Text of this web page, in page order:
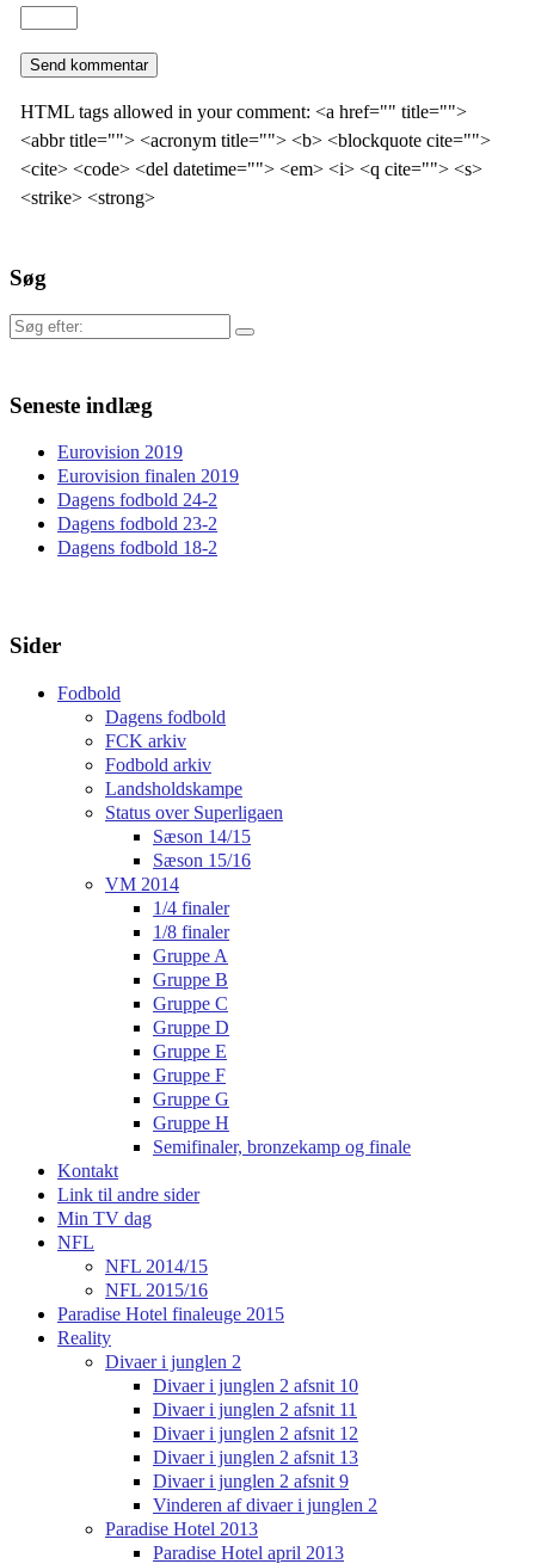
HTML tags allowed in your comment: <a href="" title="">
<abbr title=""> <acronym title=""> <b> <blockquote cite="">
<cite> <code> <del datetime=""> <em> <i> <q cite=""> <s>
<strike> <strong>
Søg
Søg
Seneste indlæg
Eurovision 2019
Eurovision finalen 2019
Dagens fodbold 24-2
Dagens fodbold 23-2
Dagens fodbold 18-2
Sider
Fodbold
Dagens fodbold
FCK arkiv
Fodbold arkiv
Landsholdskampe
Status over Superligaen
Sæson 14/15
Sæson 15/16
VM 2014
1/4 finaler
1/8 finaler
Gruppe A
Gruppe B
Gruppe C
Gruppe D
Gruppe E
Gruppe F
Gruppe G
Gruppe H
Semifinaler, bronzekamp og finale
Kontakt
Link til andre sider
Min TV dag
NFL
NFL 2014/15
NFL 2015/16
Paradise Hotel finaleuge 2015
Reality
Divaer i junglen 2
Divaer i junglen 2 afsnit 10
Divaer i junglen 2 afsnit 11
Divaer i junglen 2 afsnit 12
Divaer i junglen 2 afsnit 13
Divaer i junglen 2 afsnit 9
Vinderen af divaer i junglen 2
Paradise Hotel 2013
Paradise Hotel april 2013